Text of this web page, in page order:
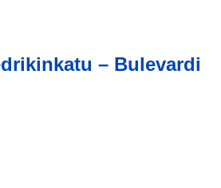
– Bulevardi